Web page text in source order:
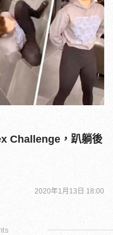
Challenge，趴躺後
2020年1月13日 18:00